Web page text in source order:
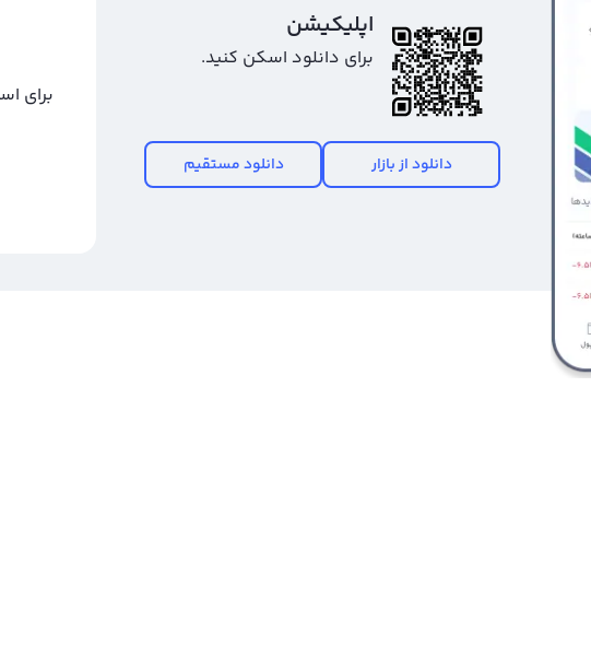
اپلیکیشن
برای دانلود اسکن کنید.
دانلود از بازار دانلود مستقیم
برای